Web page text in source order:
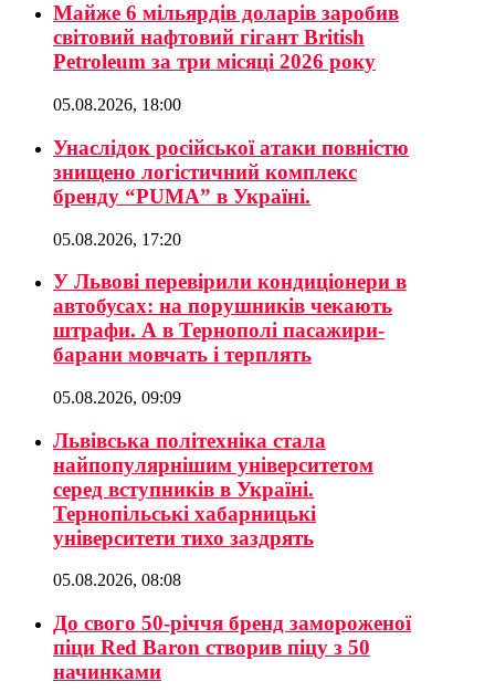
Майже 6 мільярдів доларів заробив
світовий нафтовий гігант British
Petroleum за три місяці 2026 року
05.08.2026, 18:00
Унаслідок російської атаки повністю
знищено логістичний комплекс
бренду “PUMA” в Україні.
05.08.2026, 17:20
У Львові перевірили кондиціонери в
автобусах: на порушників чекають
штрафи. А в Тернополі пасажири-
барани мовчать і терплять
05.08.2026, 09:09
Львівська політехніка стала
найпопулярнішим університетом
серед вступників в Україні.
Тернопільські хабарницькі
університети тихо заздрять
05.08.2026, 08:08
До свого 50-річчя бренд замороженої
піци Red Baron створив піцу з 50
начинками